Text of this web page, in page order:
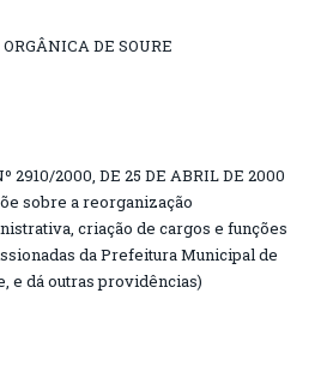
DE SOURE
2910/2000, DE 25 DE ABRIL DE 2000
sobre a reorganização
criação de cargos e funções
da Prefeitura Municipal de
e dá outras providências)